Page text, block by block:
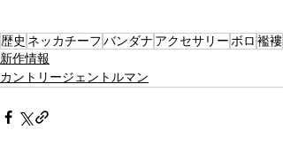
歴史 ネッカチーフバンダナ アクセサリーボロ 襤褸
新作情報
カントリージェントルマン